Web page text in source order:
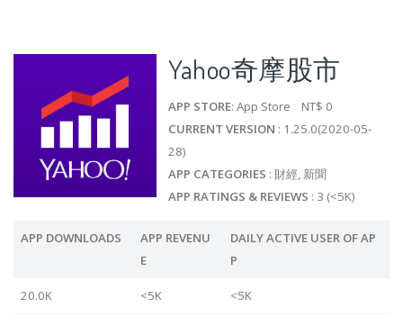
Yahoo奇摩股市
APP STORE: App Store NT$ 0
CURRENT VERSION : 1.25.0(2020-05-
28)
APP CATEGORIES : 財經, 新聞
APP RATINGS & REVIEWS : 3 (<5K)
APP DOWNLOADS
APP REVENU
E
DAILY ACTIVE USER OF AP
P
20.0K <5K <5K